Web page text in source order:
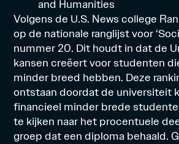
and Humanities
Volgens de U.S. News college
op de nationale ranglijst voor
nummer 20. Dit houdt in dat de
kansen creëert voor studenten
minder breed hebben. Deze
ontstaan doordat de universiteit
financieel minder brede
te kijken naar het procentuele
groep dat een diploma behaald.